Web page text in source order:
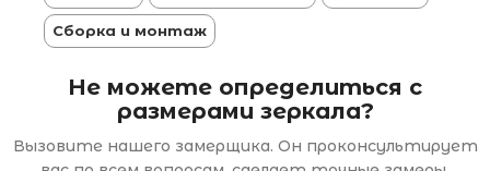
Сборка и монтаж
Не можете определиться с
размерами зеркала?
Вызовите нашего замерщика. Он проконсультирует